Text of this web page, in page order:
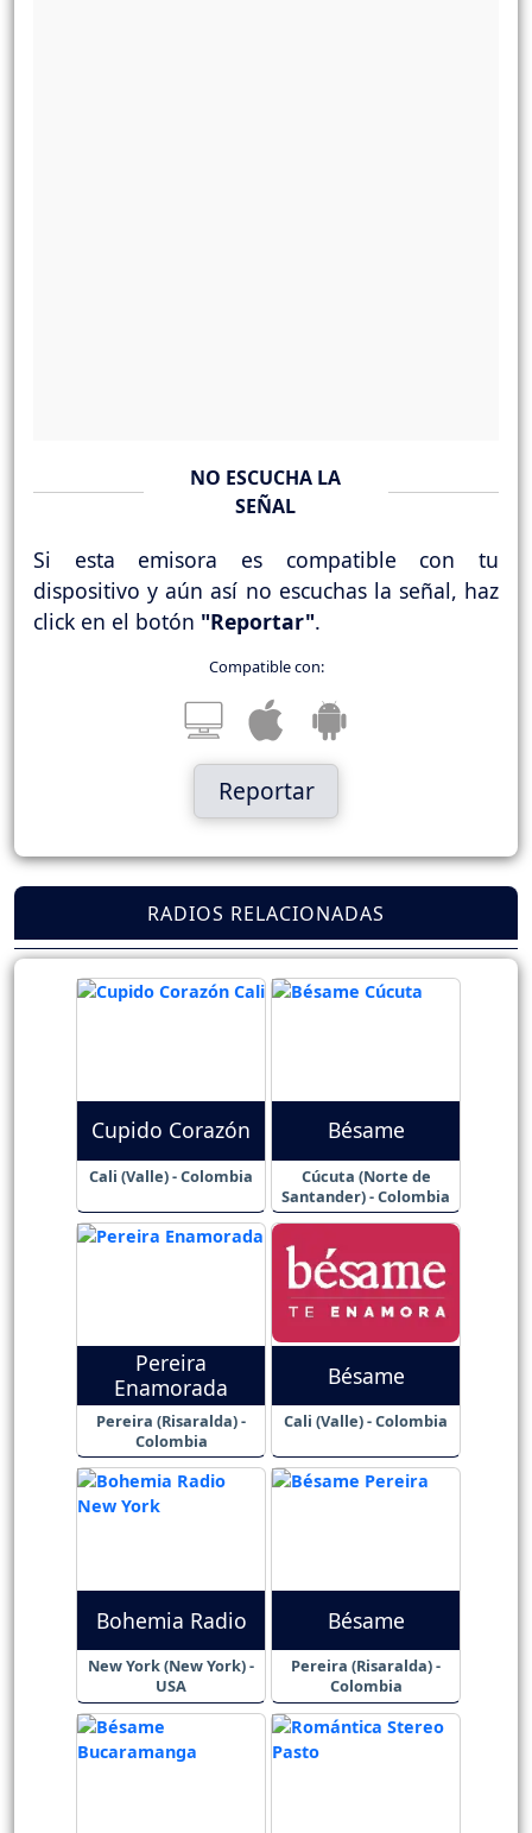
NO ESCUCHA LA
SEÑAL
Si esta emisora es compatible con tu
dispositivo y aún así no escuchas la señal, haz
click en el botón "Reportar".
Compatible con:
Reportar
RADIOS RELACIONADAS
Cupido Corazón
Cali (Valle) - Colombia
Bésame
Cúcuta (Norte de
Santander) - Colombia
Pereira
Enamorada
Pereira (Risaralda) -
Colombia
Bésame
Cali (Valle) - Colombia
Bohemia Radio
New York (New York) -
USA
Bésame
Pereira (Risaralda) -
Colombia